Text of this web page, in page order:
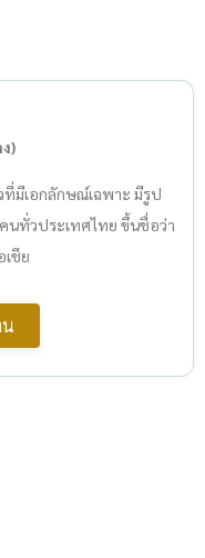
)
มีเอกลักษณ์เฉพาะ มีรูป
นทั่วประเทศไทย ขึ้นชื่อว่า
ชีย